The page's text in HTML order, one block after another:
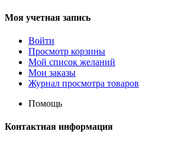
Моя учетная запись
Войти
Просмотр корзины
Мой список желаний
Мои заказы
Журнал просмотра товаров
Помощь
Контактная информация